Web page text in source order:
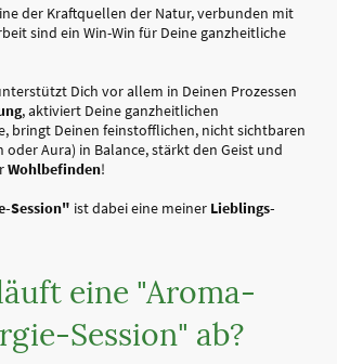
der Kraftquellen der Natur, verbunden mit
sind ein Win-Win für Deine ganzheitliche
Dich vor allem in Deinen Prozessen
, aktiviert Deine ganzheitlichen
bringt Deinen feinstofflichen, nicht sichtbaren
oder Aura) in Balance, stärkt den Geist und
Wohlbefinden!
Session" ist dabei eine meiner Lieblings-
eine "Aroma-
Session" ab?